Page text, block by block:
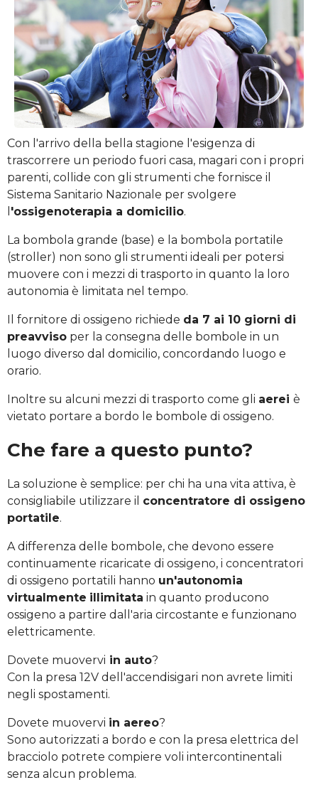
Con l'arrivo della bella stagione l'esigenza di
trascorrere un periodo fuori casa, magari con i propri
parenti, collide con gli strumenti che fornisce il
Sistema Sanitario Nazionale per svolgere
'ossigenoterapia a domicilio.
La bombola grande (base) e la bombola portatile
(stroller) non sono gli strumenti ideali per potersi
muovere con i mezzi di trasporto in quanto la loro
autonomia è limitata nel tempo.
Il fornitore di ossigeno richiede da 7 ai 10 giorni di
preavviso per la consegna delle bombole in un
luogo diverso dal domicilio, concordando luogo e
orario.
Inoltre su alcuni mezzi di trasporto come gli aerei è
vietato portare a bordo le bombole di ossigeno.
Che fare a questo punto?
La soluzione è semplice: per chi ha una vita attiva, è
consigliabile utilizzare il concentratore di ossigeno
portatile.
A differenza delle bombole, che devono essere
continuamente ricaricate di ossigeno, i concentratori
di ossigeno portatili hanno un'autonomia
virtualmente illimitata in quanto producono
ossigeno a partire dall'aria circostante e funzionano
elettricamente.
Dovete muovervi in auto?
Con la presa 12V dell'accendisigari non avrete limiti
negli spostamenti.
Dovete muovervi in aereo?
Sono autorizzati a bordo e con la presa elettrica del
bracciolo potrete compiere voli intercontinentali
senza alcun problema.